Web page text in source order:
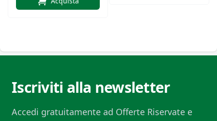
Iscriviti alla newsletter
Accedi gratuitamente ad Offerte Riservate e